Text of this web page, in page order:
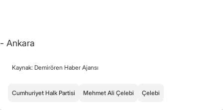
- Ankara
Kaynak: Demirören Haber Ajansı
Cumhuriyet Halk Partisi Mehmet Ali Çelebi Çelebi